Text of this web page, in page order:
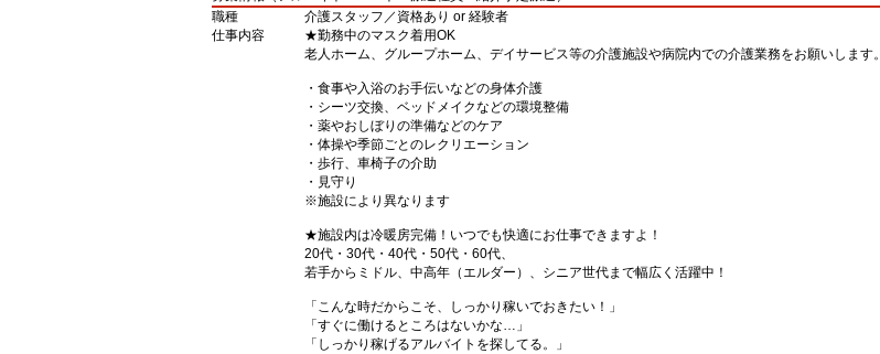
職種
介護スタッフ／資格あり or 経験者
仕事内容
★勤務中のマスク着用OK
老人ホーム、グループホーム、デイサービス等の介護施設や病院内での介護業務をお願いします。
・食事や入浴のお手伝いなどの身体介護
・シーツ交換、ベッドメイクなどの環境整備
・薬やおしぼりの準備などのケア
・体操や季節ごとのレクリエーション
・歩行、車椅子の介助
・見守り
※施設により異なります
★施設内は冷暖房完備！いつでも快適にお仕事できますよ！
20代・30代・40代・50代・60代、
若手からミドル、中高年（エルダー）、シニア世代まで幅広く活躍中！
「こんな時だからこそ、しっかり稼いでおきたい！」
「すぐに働けるところはないかな…」
「しっかり稼げるアルバイトを探してる。」